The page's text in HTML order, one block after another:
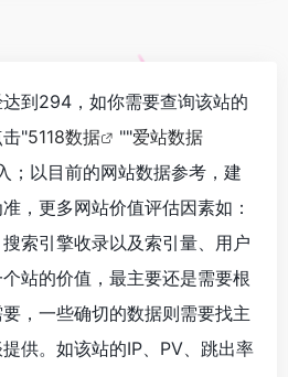
到294，如你需要查询该站的
"5118数据 ""爱站数据
；以目前的网站数据参考，建
，更多网站价值评估因素如：
索引擎收录以及索引量、用户
站的价值，最主要还是需要根
，一些确切的数据则需要找主
供。如该站的IP、PV、跳出率